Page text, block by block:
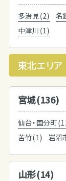
多治見(2) 名
中津川(1)
東北エリア
宮城(136)
仙台・国分町
苦竹(1)
岩沼
山形(14)